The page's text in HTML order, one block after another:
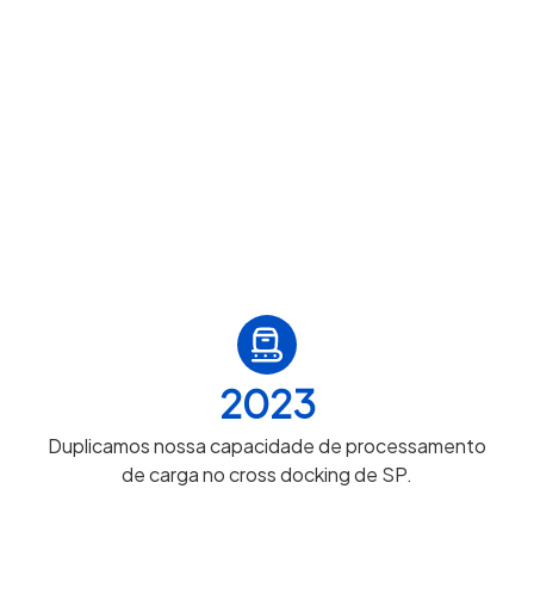
2023
Duplicamos nossa capacidade de processamento
de carga no cross docking de SP.